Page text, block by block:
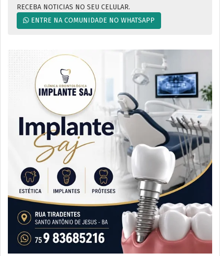
RECEBA NOTICIAS NO SEU CELULAR.
ENTRE NA COMUNIDADE NO WHATSAPP